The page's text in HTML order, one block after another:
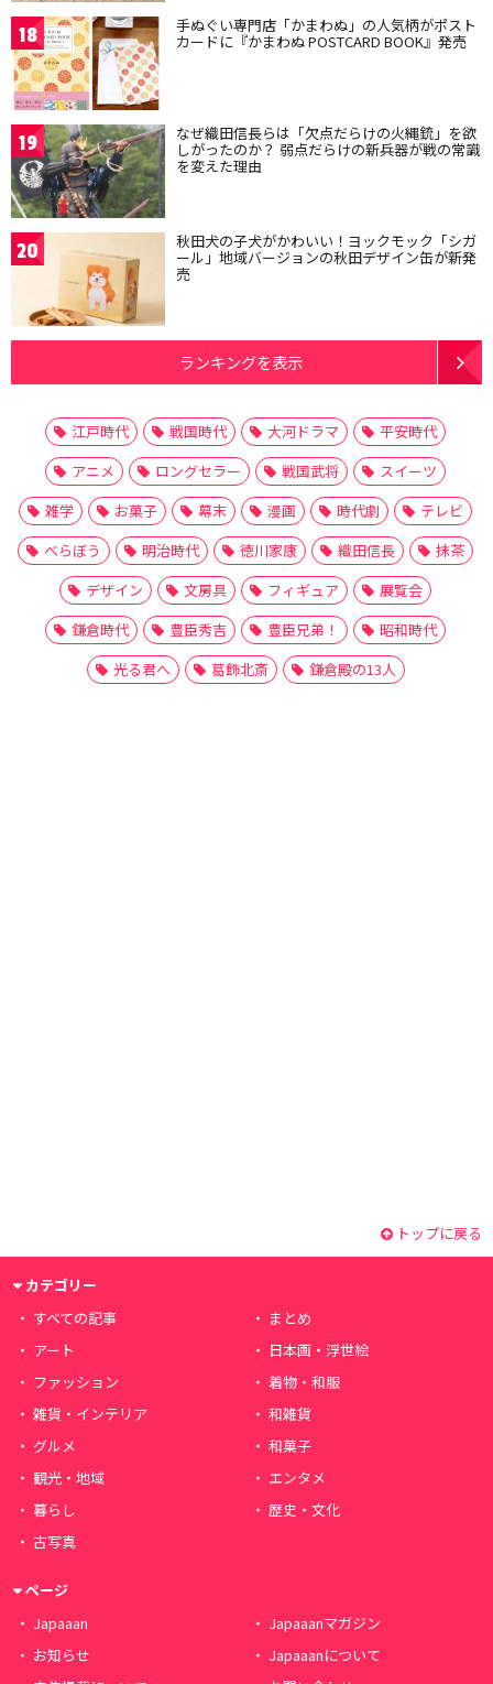
18 手ぬぐい専門店「かまわぬ」の人気柄がポスト
カードに『かまわぬ POSTCARD BOOK』発売
19 なぜ織田信長らは「欠点だらけの火縄銃」を欲
しがったのか？ 弱点だらけの新兵器が戦の常識
を変えた理由
20 秋田犬の子犬がかわいい！ヨックモック「シガ
ール」地域バージョンの秋田デザイン缶が新発
売
ランキングを表示
江戸時代 戦国時代 大河ドラマ
平安時代
アニメ
ロングセラー 戦国武将
スイーツ
雑学
お菓子 幕末 漫画 時代劇
テレビ
べらぼう
明治時代 徳川家康 織田信長
抹茶
デザイン
文房具 フィギュア
展覧会
鎌倉時代
豊臣秀吉 豊臣兄弟！
昭和時代
光る君へ
葛飾北斎 鎌倉殿の13人
トップに戻る
カテゴリー
すべての記事
まとめ
アート
日本画・浮世絵
ファッション
着物・和服
雑貨・インテリア
和雑貨
グルメ
和菓子
観光・地域
エンタメ
暮らし
歴史・文化
古写真
ページ
Japaaan
Japaaanマガジン
お知らせ
Japaaanについて